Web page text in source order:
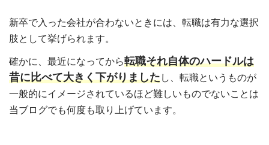
新卒で入った会社が合わないときには、転職は有力な選択
肢として挙げられます。
確かに、最近になってから転職それ自体のハードルは
昔に比べて大きく下がりましたし、転職というものが
一般的にイメージされているほど難しいものでないことは
当ブログでも何度も取り上げています。